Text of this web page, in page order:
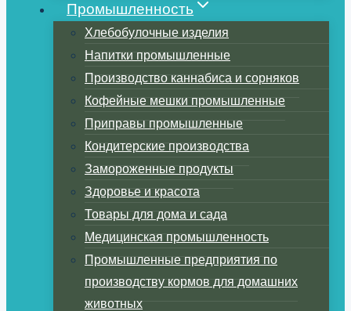
Промышленность
Хлебобулочные изделия
Напитки промышленные
Производство каннабиса и сорняков
Кофейные мешки промышленные
Приправы промышленные
Кондитерские производства
Замороженные продукты
Здоровье и красота
Товары для дома и сада
Медицинская промышленность
Промышленные предприятия по
производству кормов для домашних
животных